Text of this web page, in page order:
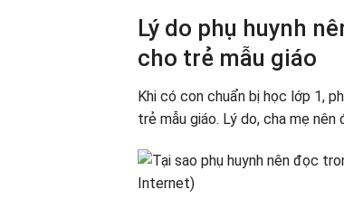
Giúp em bé của bạn sáng tạo
Chuẩn bị cho trẻ em đi học –
Sách rất vui khi học toán
Một số ghi chú khi trẻ đọc
Lý do phụ huynh
cho trẻ mẫu giáo
Khi có con chuẩn bị học lớp 1,
trẻ mẫu giáo. Lý do, cha mẹ